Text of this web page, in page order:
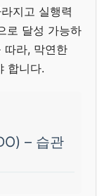
지고 실행력
로 달성 가능하
따라, 막연한
합니다.
– 습관